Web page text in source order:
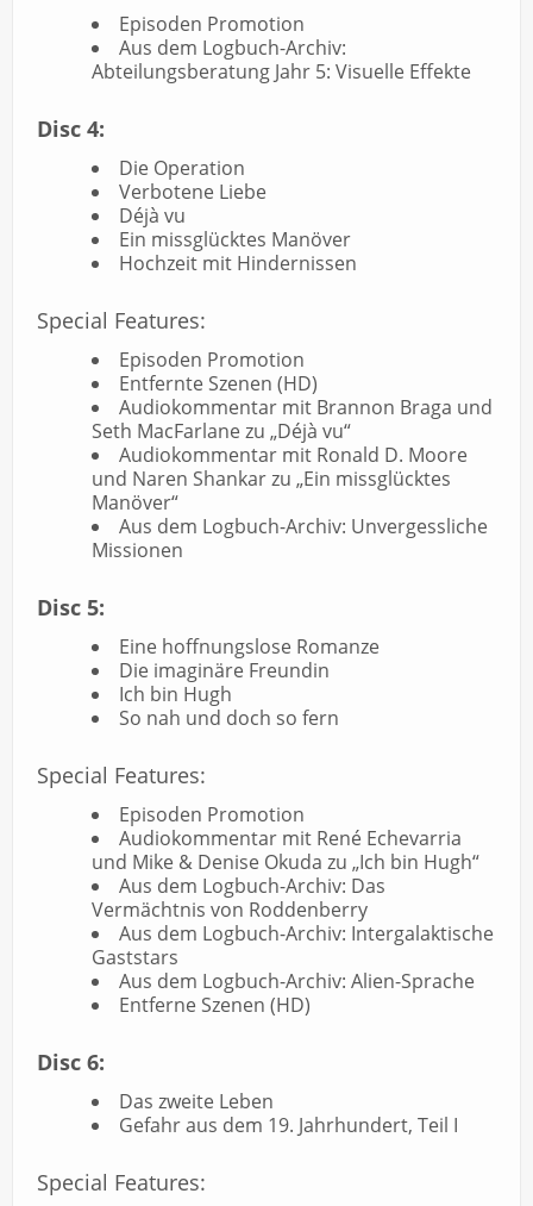
Episoden Promotion
Aus dem Logbuch-Archiv:
Abteilungsberatung Jahr 5: Visuelle Effekte
Disc 4:
Die Operation
Verbotene Liebe
Déjà vu
Ein missglücktes Manöver
Hochzeit mit Hindernissen
Special Features:
Episoden Promotion
Entfernte Szenen (HD)
Audiokommentar mit Brannon Braga und
Seth MacFarlane zu „Déjà vu“
Audiokommentar mit Ronald D. Moore
und Naren Shankar zu „Ein missglücktes
Manöver“
Aus dem Logbuch-Archiv: Unvergessliche
Missionen
Disc 5:
Eine hoffnungslose Romanze
Die imaginäre Freundin
Ich bin Hugh
So nah und doch so fern
Special Features:
Episoden Promotion
Audiokommentar mit René Echevarria
und Mike & Denise Okuda zu „Ich bin Hugh“
Aus dem Logbuch-Archiv: Das
Vermächtnis von Roddenberry
Aus dem Logbuch-Archiv: Intergalaktische
Gaststars
Aus dem Logbuch-Archiv: Alien-Sprache
Entferne Szenen (HD)
Disc 6:
Das zweite Leben
Gefahr aus dem 19. Jahrhundert, Teil I
Special Features: